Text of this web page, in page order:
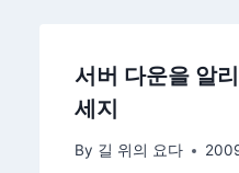
서버 다운을 알
세지
By 길 위의 요다